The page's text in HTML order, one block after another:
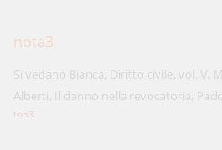
nota3
Si vedano Bianca, Diritto civile, vol. V,
Alberti, Il danno nella revocatoria,
top3